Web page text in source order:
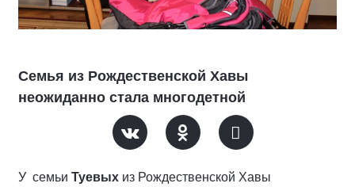
Семья из Рождественской Хавы
неожиданно стала многодетной
У семьи Туевых из Рождественской Хавы